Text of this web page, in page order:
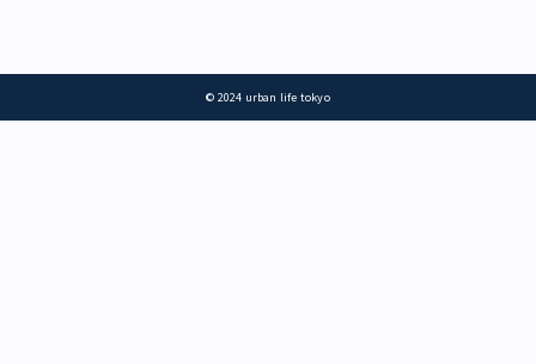
© 2024 urban life tokyo